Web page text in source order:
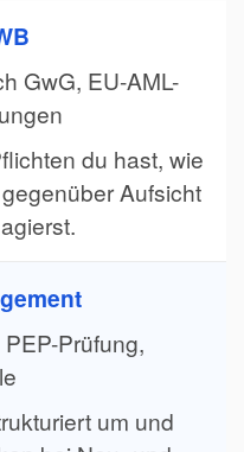
GwG, EU-AML-
du hast, wie
Aufsicht
Prüfung,
um und